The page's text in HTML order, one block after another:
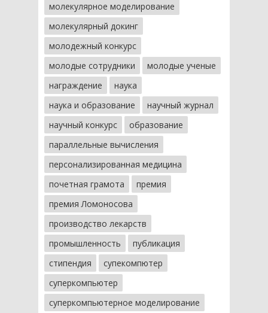
молекулярное моделирование
молекулярный докинг
молодежный конкурс
молодые сотрудники
молодые ученые
награждение
наука
наука и образование
научный журнал
научный конкурс
образование
параллельные вычисления
персонализированная медицина
почетная грамота
премия
премия Ломоносова
производство лекарств
промышленность
публикация
стипендия
супекомпютер
суперкомпьютер
суперкомпьютерное моделирование